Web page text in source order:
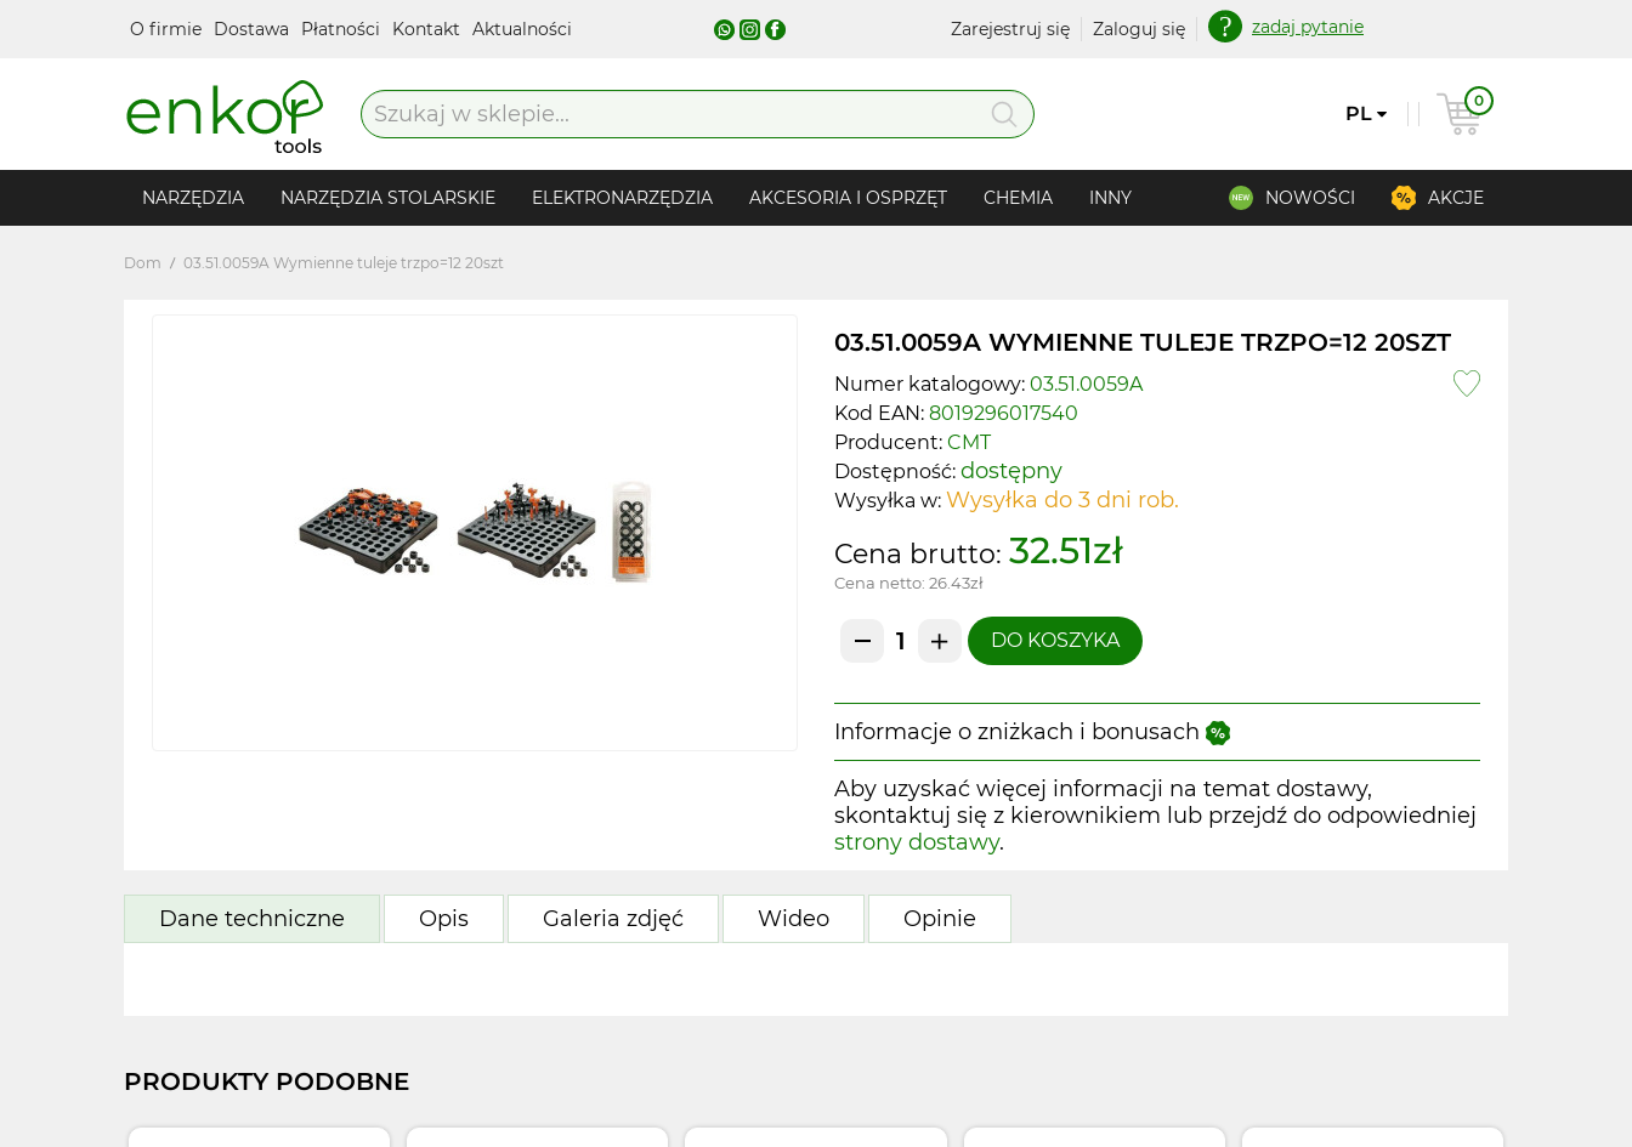
O firmie Dostawa Płatności Kontakt Aktualności Zarejestruj się Zaloguj się zadaj pytanie
PL
0
NARZĘDZIA NARZĘDZIA STOLARSKIE ELEKTRONARZĘDZIA AKCESORIA I OSPRZĘT CHEMIA INNY NOWOŚCI AKCJE
Dom 03.51.0059A Wymienne tuleje trzpo=12 20szt
03.51.0059A WYMIENNE TULEJE TRZPO=12 20SZT
Numer katalogowy: 03.51.0059A
Kod EAN: 8019296017540
Producent: CMT
Dostępność: dostępny
Wysyłka w: Wysyłka do 3 dni rob.
Cena brutto: 32.51zł
Cena netto: 26.43zł
DO KOSZYKA
Informacje o zniżkach i bonusach
Aby uzyskać więcej informacji na temat dostawy,
skontaktuj się z kierownikiem lub przejdź do odpowiedniej
strony dostawy.
Dane techniczne Opis Galeria zdjęć Wideo Opinie
PRODUKTY PODOBNE